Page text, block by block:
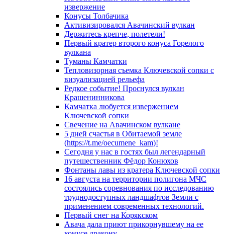
извержение
Конусы Толбачика
Активизировался Авачинский вулкан
Держитесь крепче, полетели!
Первый кратер второго конуса Горелого
вулкана
Туманы Камчатки
Тепловизорная съемка Ключевской сопки с
визуализацией рельефа
Редкое событие! Проснулся вулкан
Крашенинникова
Камчатка любуется извержением
Ключевской сопки
Свечение на Авачинском вулкане
5 дней счастья в Обитаемой земле
(https://t.me/oecumene_kam)!
Сегодня у нас в гостях был легендарный
путешественник Фёдор Конюхов
Фонтаны лавы из кратера Ключевской сопки
16 августа на территории полигона МЧС
состоялись соревнования по исследованию
труднодоступных ландшафтов Земли с
применением современных технологий.
Первый снег на Корякском
Авача дала приют прикорнувшему на ее